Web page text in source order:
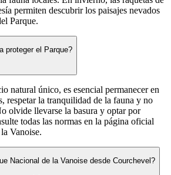
permiten descubrir los paisajes nevados
Parque.
proteger el Parque?
natural único, es esencial permanecer en
respetar la tranquilidad de la fauna y no
olvide llevarse la basura y optar por
todas las normas en la página oficial
Vanoise.
Nacional de la Vanoise desde Courchevel?